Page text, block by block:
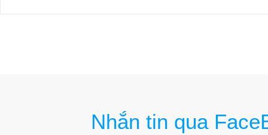
Nhắn tin qua